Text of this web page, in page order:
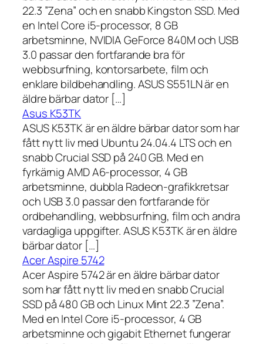
22.3 ”Zena” och en snabb Kingston SSD. Med
en Intel Core i5-processor, 8 GB
arbetsminne, NVIDIA GeForce 840M och USB
3.0 passar den fortfarande bra för
webbsurfning, kontorsarbete, film och
enklare bildbehandling. ASUS S551LN är en
äldre bärbar dator […]
Asus K53TK
ASUS K53TK är en äldre bärbar dator som har
fått nytt liv med Ubuntu 24.04.4 LTS och en
snabb Crucial SSD på 240 GB. Med en
fyrkärnig AMD A6-processor, 4 GB
arbetsminne, dubbla Radeon-grafikkretsar
och USB 3.0 passar den fortfarande för
ordbehandling, webbsurfning, film och andra
vardagliga uppgifter. ASUS K53TK är en äldre
bärbar dator […]
Acer Aspire 5742
Acer Aspire 5742 är en äldre bärbar dator
som har fått nytt liv med en snabb Crucial
SSD på 480 GB och Linux Mint 22.3 ”Zena”.
Med en Intel Core i5-processor, 4 GB
arbetsminne och gigabit Ethernet fungerar